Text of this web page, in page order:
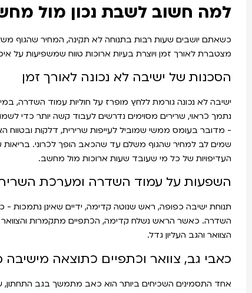
למה חשוב לשבת נכון מול
כשאתם יושבים שעות רבות בתנוחה לא תקינה, המחיר שהגוף
מצטברת לאורך זמן ויוצרת בעיות ארוכות טווח שמשפיעות על
הסכנות של ישיבה לא נכונה לאורך זמן
ישיבה לא נכונה גורמת ללחץ מופרז על חוליות עמוד השדרה,
נתמך כראוי, שרירים מסוימים נדרשים לעבוד קשה יותר כדי
- מדובר בעומס ממשי שמוביל לעייפות שרירית, דלקות
שמים לב למחיר שהגוף משלם עד שהכאב הופך לכרוני.
העדיפויות של כל מי שעובד שעות ארוכות מול מחשב.
השפעות על עמוד השדרה ומערכת
תנוחת ישיבה כפופה, ראש שנוטה קדימה, ידיים שאינן
השדרה. כאשר הראש נשלח קדימה, הכתפיים מתקמרות והצוואר
הצוואר והגב העליון גדל.
כאבי גב, צוואר וכתפיים כתוצאה
אחד התסמינים השכיחים ביותר הוא כאב מתמשך בגב התחתון,